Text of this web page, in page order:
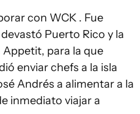
con WCK . Fue
Puerto Rico y la
para la que
enviar chefs a la isla
Andrés a alimentar a la
inmediato viajar a